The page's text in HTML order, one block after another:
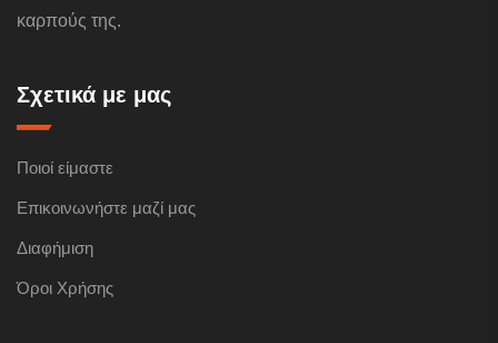
καρπούς της.
Σχετικά με μας
Ποιοί είμαστε
Επικοινωνήστε μαζί μας
Διαφήμιση
Όροι Χρήσης